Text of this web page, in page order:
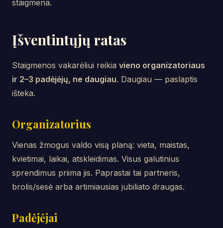
staigmena.
Įšventintųjų ratas
Staigmenos vakarėliui reikia vieno organizatoriaus
ir 2–3 padėjėjų, ne daugiau. Daugiau — paslaptis
išteka.
Organizatorius
Vienas žmogus valdo visą planą: vieta, maistas,
kvietimai, laikai, atskleidimas. Visus galutinius
sprendimus priima jis. Paprastai tai partneris,
brolis/sesė arba artimiausias jubiliato draugas.
Padėjėjai